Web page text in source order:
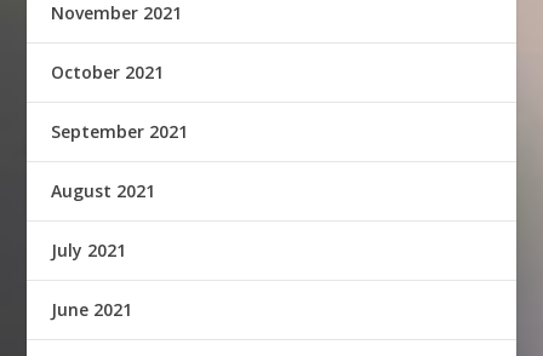
November 2021
October 2021
September 2021
August 2021
July 2021
June 2021